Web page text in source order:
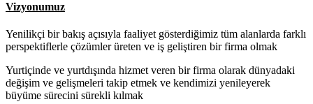
Vizyonumuz
Yenilikçi bir bakış açısıyla faaliyet gösterdiğimiz tüm alanlarda farklı
perspektiflerle çözümler üreten ve iş geliştiren bir firma olmak
Yurtiçinde ve yurtdışında hizmet veren bir firma olarak dünyadaki
değişim ve gelişmeleri takip etmek ve kendimizi yenileyerek
büyüme sürecini sürekli kılmak